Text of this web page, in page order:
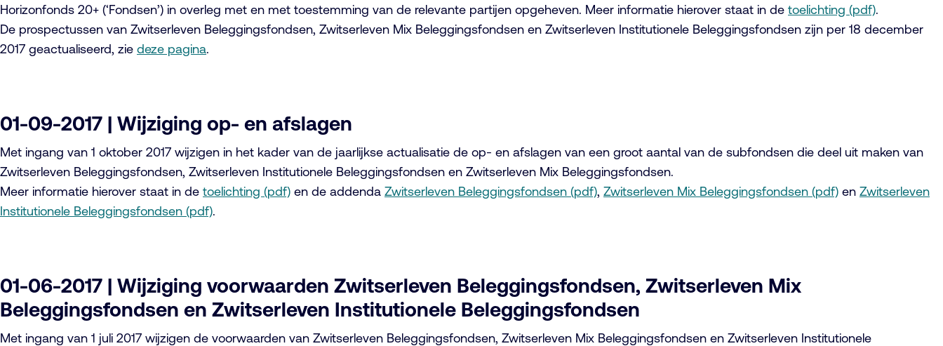
Horizonfonds 20+ (‘Fondsen’) in overleg met en met toestemming van de relevante partijen opgeheven. Meer informatie hierover staat in de toelichting (pdf).
De prospectussen van Zwitserleven Beleggingsfondsen, Zwitserleven Mix Beleggingsfondsen en Zwitserleven Institutionele Beleggingsfondsen zijn per 18 december
2017 geactualiseerd, zie deze pagina.
01-09-2017 | Wijziging op- en afslagen
Met ingang van 1 oktober 2017 wijzigen in het kader van de jaarlijkse actualisatie de op- en afslagen van een groot aantal van de subfondsen die deel uit maken van
Zwitserleven Beleggingsfondsen, Zwitserleven Institutionele Beleggingsfondsen en Zwitserleven Mix Beleggingsfondsen.
Meer informatie hierover staat in de toelichting (pdf) en de addenda Zwitserleven Beleggingsfondsen (pdf), Zwitserleven Mix Beleggingsfondsen (pdf) en Zwitserleven
Institutionele Beleggingsfondsen (pdf).
01-06-2017 | Wijziging voorwaarden Zwitserleven Beleggingsfondsen, Zwitserleven Mix
Beleggingsfondsen en Zwitserleven Institutionele Beleggingsfondsen
Met ingang van 1 juli 2017 wijzigen de voorwaarden van Zwitserleven Beleggingsfondsen, Zwitserleven Mix Beleggingsfondsen en Zwitserleven Institutionele